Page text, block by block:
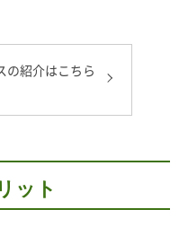
の紹介はこちら
ット